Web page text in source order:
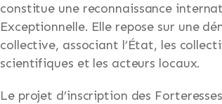
constitue une reconnaissance
Exceptionnelle. Elle repose sur une
collective, associant l’État, les
scientifiques et les acteurs locaux.
Le projet d’inscription des